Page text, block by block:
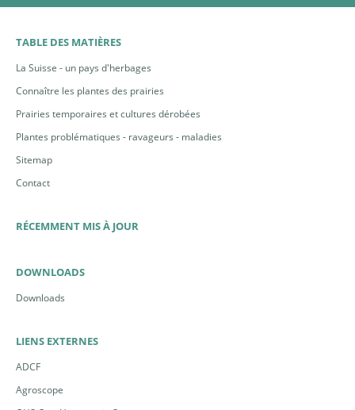
TABLE DES MATIÈRES
La Suisse - un pays d'herbages
Connaître les plantes des prairies
Prairies temporaires et cultures dérobées
Plantes problématiques - ravageurs - maladies
Sitemap
Contact
RÉCEMMENT MIS À JOUR
DOWNLOADS
Downloads
LIENS EXTERNES
ADCF
Agroscope